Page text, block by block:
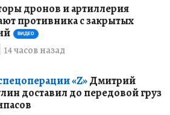
дронов и артиллерия
противника с закрытых
ВИДЕО
14 часов назад
«Z»Дмитрий
доставил до передовой груз